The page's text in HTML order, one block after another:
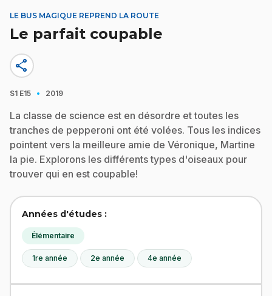
LE BUS MAGIQUE REPREND LA ROUTE
Le parfait coupable
share
S1 E15 · 2019
La classe de science est en désordre et toutes les
tranches de pepperoni ont été volées. Tous les indices
pointent vers la meilleure amie de Véronique, Martine
la pie. Explorons les différents types d'oiseaux pour
trouver qui en est coupable!
Années d'études :
Élémentaire
1re année 2e année 4e année